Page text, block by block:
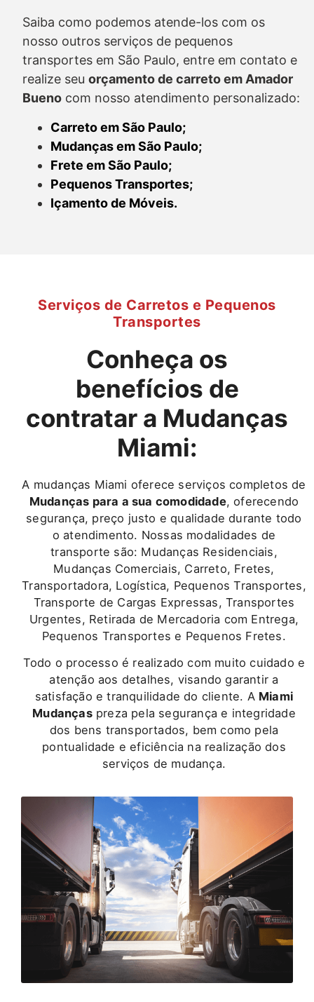
Saiba como podemos atende-los com os
nosso outros serviços de pequenos
transportes em São Paulo, entre em contato e
realize seu orçamento de carretoem Amador
Bueno com nosso atendimento personalizado:
Carreto em São Paulo;
Mudanças em São Paulo;
Frete em São Paulo;
Pequenos Transportes;
Içamento de Móveis.
Serviços de Carretos e Pequenos
Transportes
Conheça os
benefícios de
contratar a Mudanças
Miami:
A mudanças Miami oferece serviços completos de
Mudanças para a sua comodidade, oferecendo
segurança, preço justo e qualidade durante todo
o atendimento. Nossas modalidades de
transporte são: Mudanças Residenciais,
Mudanças Comerciais, Carreto, Fretes,
Transportadora, Logística, Pequenos Transportes,
Transporte de Cargas Expressas, Transportes
Urgentes, Retirada de Mercadoria com Entrega,
Pequenos Transportes e Pequenos Fretes.
Todo o processo é realizado com muito cuidado e
atenção aos detalhes, visando garantir a
satisfação e tranquilidade do cliente. A Miami
Mudançaspreza pela segurança e integridade
dos bens transportados, bem como pela
pontualidade e eficiência na realização dos
serviços de mudança.